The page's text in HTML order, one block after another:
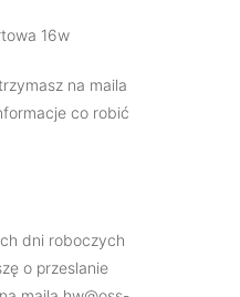
16w
na maila
co robić
dni roboczych
o przeslanie